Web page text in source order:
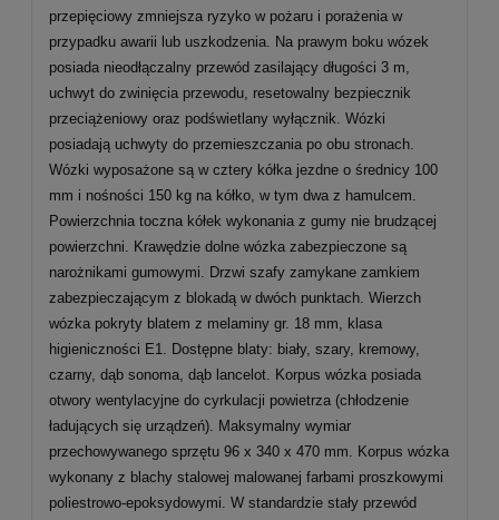
przepięciowy zmniejsza ryzyko w pożaru i porażenia w
przypadku awarii lub uszkodzenia. Na prawym boku wózek
posiada nieodłączalny przewód zasilający długości 3 m,
uchwyt do zwinięcia przewodu, resetowalny bezpiecznik
przeciążeniowy oraz podświetlany wyłącznik. Wózki
posiadają uchwyty do przemieszczania po obu stronach.
Wózki wyposażone są w cztery kółka jezdne o średnicy 100
mm i nośności 150 kg na kółko, w tym dwa z hamulcem.
Powierzchnia toczna kółek wykonania z gumy nie brudzącej
powierzchni. Krawędzie dolne wózka zabezpieczone są
narożnikami gumowymi. Drzwi szafy zamykane zamkiem
zabezpieczającym z blokadą w dwóch punktach. Wierzch
wózka pokryty blatem z melaminy gr. 18 mm, klasa
higieniczności E1. Dostępne blaty: biały, szary, kremowy,
czarny, dąb sonoma, dąb lancelot. Korpus wózka posiada
otwory wentylacyjne do cyrkulacji powietrza (chłodzenie
ładujących się urządzeń). Maksymalny wymiar
przechowywanego sprzętu 96 x 340 x 470 mm. Korpus wózka
wykonany z blachy stalowej malowanej farbami proszkowymi
poliestrowo-epoksydowymi. W standardzie stały przewód